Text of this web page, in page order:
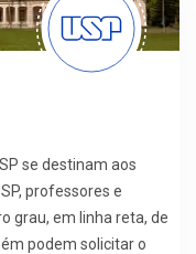
se destinam aos
professores e
grau, em linha reta, de
podem solicitar o